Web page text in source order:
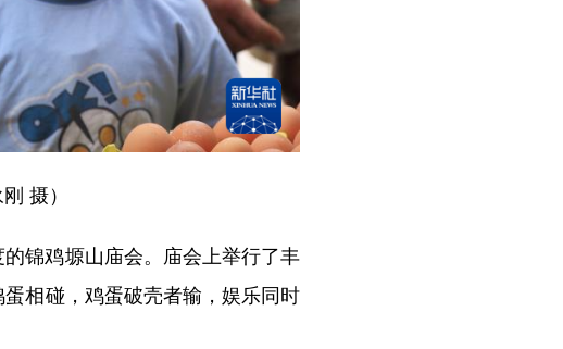
摄）
锦鸡塬山庙会。庙会上举行了丰
相碰，鸡蛋破壳者输，娱乐同时